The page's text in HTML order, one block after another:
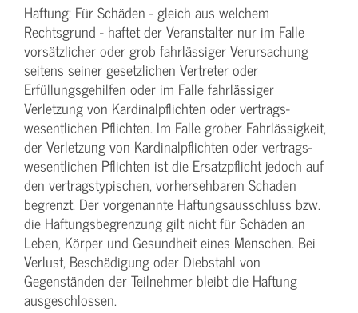
Haftung: Für Schäden - gleich aus welchem
Rechtsgrund - haftet der Veranstalter nur im Falle
vorsätzlicher oder grob fahrlässiger Verursachung
seitens seiner gesetzlichen Vertreter oder
Erfüllungsgehilfen oder im Falle fahrlässiger
Verletzung von Kardinalpflichten oder vertrags­
wesentlichen Pflichten. Im Falle grober Fahrlässigkeit,
der Verletzung von Kardinalpflichten oder vertrags­
wesentlichen Pflichten ist die Ersatzpflicht jedoch auf
den vertragstypischen, vorhersehbaren Schaden
begrenzt. Der vorgenannte Haftungs­ausschluss bzw.
die Haftungs­begrenzung gilt nicht für Schäden an
Leben, Körper und Gesundheit eines Menschen. Bei
Verlust, Beschädigung oder Diebstahl von
Gegenständen der Teilnehmer bleibt die Haftung
ausgeschlossen.